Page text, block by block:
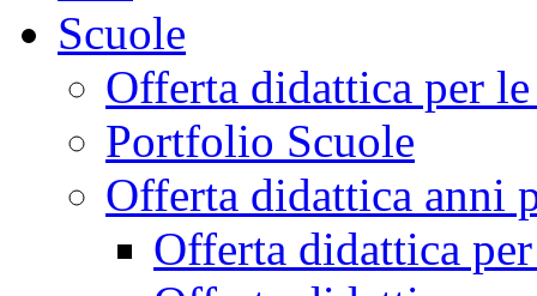
Scuole
Offerta didattica per
Portfolio Scuole
Offerta didattica anni
Offerta didattica